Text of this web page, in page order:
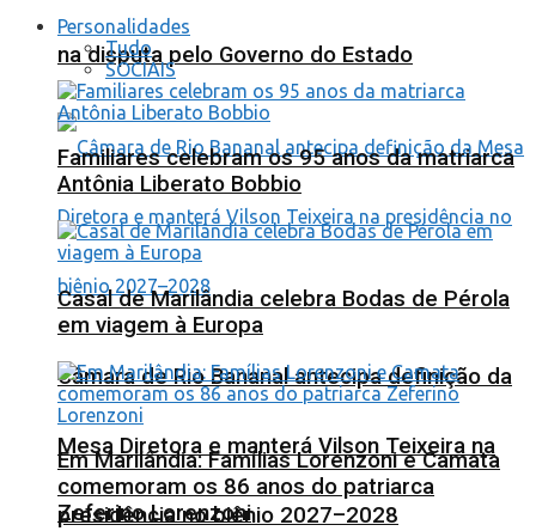
na disputa pelo Governo do Estado
Câmara de Rio Bananal antecipa definição da
Mesa Diretora e manterá Vilson Teixeira na
presidência no biênio 2027–2028
Personalidades
Tudo
SOCIAIS
Familiares celebram os 95 anos da matriarca
Antônia Liberato Bobbio
Casal de Marilândia celebra Bodas de Pérola
em viagem à Europa
Em Marilândia: Famílias Lorenzoni e Camata
comemoram os 86 anos do patriarca
Zeferino Lorenzoni